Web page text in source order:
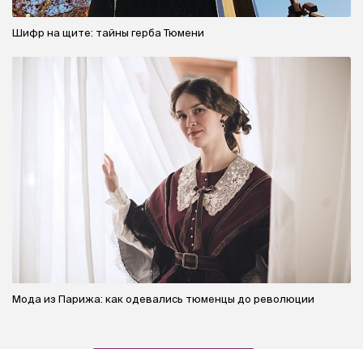
Шифр на щите: тайны герба Тюмени
Мода из Парижа: как одевались тюменцы до революции